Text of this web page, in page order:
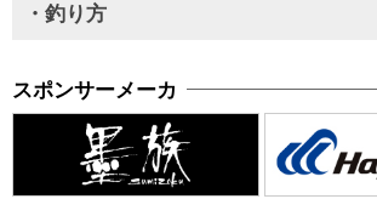
・釣り方
スポンサーメーカ